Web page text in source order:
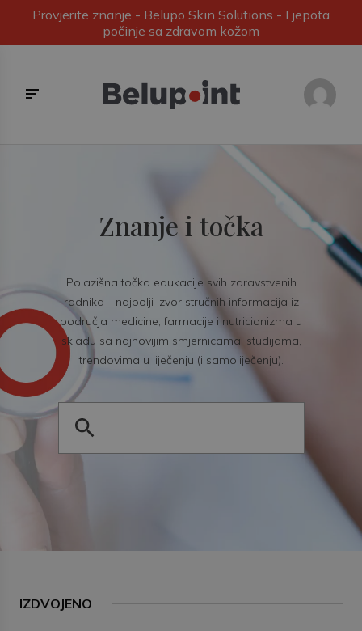
Provjerite znanje - Belupo Skin Solutions - Ljepota
počinje sa zdravom kožom
Znanje i točka
Polazišna točka edukacije svih zdravstvenih
radnika - najbolji izvor stručnih informacija iz
područja medicine, farmacije i nutricionizma u
skladu sa najnovijim smjernicama, studijama,
trendovima u liječenju (i samoliječenju).
IZDVOJENO